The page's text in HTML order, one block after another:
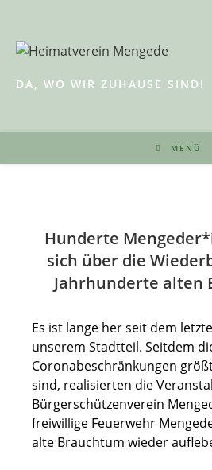
springen
DA, WO WIR ZUHAUSE SIND!
MENÜ
Hunderte
sich über die
Jahrhunderte alten
Es ist lange her seit dem
unserem Stadtteil. Seitdem
Coronabeschränkungen
sind, realisierten die
Bürgerschützenverein
freiwillige Feuerwehr
alte Brauchtum wieder